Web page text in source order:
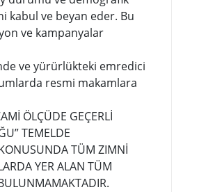
kabul ve beyan eder. Bu
ve kampanyalar
ve yürürlükteki emredici
resmi makamlara
ÖLÇÜDE GEÇERLİ
TEMELDE
TÜM ZIMNİ
YER ALAN TÜM